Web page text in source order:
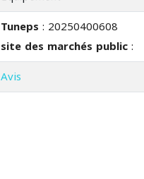
Tuneps : 20250400608
site des marchés public:
Avis